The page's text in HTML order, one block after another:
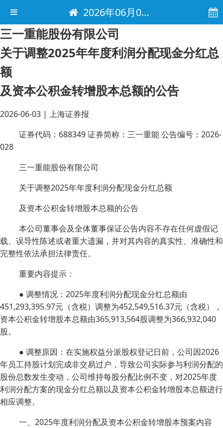
2026年06月03日 电子报
三一重能股份有限公司
关于调整2025年年度利润分配现金分红总
额
及资本公积金转增股本总额的公告
2026-06-03 | 上海证券报
证券代码：688349 证券简称：三一重能 公告编号：2026-
028
三一重能股份有限公司
关于调整2025年年度利润分配现金分红总额
及资本公积金转增股本总额的公告
本公司董事会及全体董事保证公告内容不存在任何虚假记
载、误导性陈述或者重大遗漏，并对其内容的真实性、准确性和
完整性依法承担法律责任。
重要内容提示：
● 调整情况：2025年度利润分配现金分红总额由
451,293,395.97元（含税）调整为452,549,516.37元（含税），
资本公积金转增股本总额由365,913,564股调整为366,932,040
股。
● 调整原因：在实施权益分派股权登记日前，公司因2026
年员工持股计划完成非交易过户，导致公司实际参与利润分配的
股份总数发生变动，公司维持每股分配比例不变，对2025年度
利润分配方案的现金分红总额以及资本公积金转增股本总额进行
相应调整。
一、2025年度利润分配及资本公积金转增股本预案内容